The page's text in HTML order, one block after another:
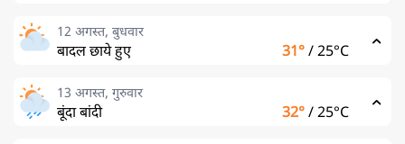
12 अगस्त, बुधवार
बादल छाये हुए 31°/25°C
13 अगस्त, गुरुवार
बूंदा बांदी 32°/25°C